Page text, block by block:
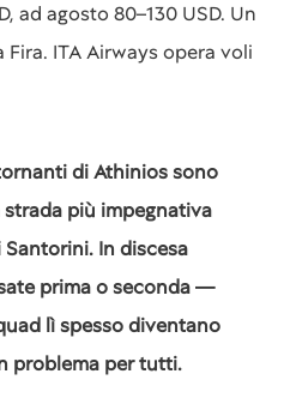
ad agosto 80–130 USD. Un
ITA Airways opera voli
di Athinios sono
strada più impegnativa
Santorini. In discesa
prima o seconda —
lì spesso diventano
problema per tutti.